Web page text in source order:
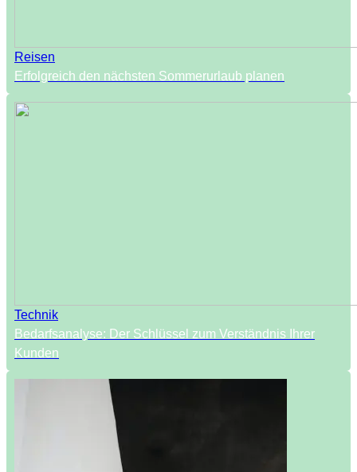
Reisen
Erfolgreich den nächsten Sommerurlaub planen
Technik
Bedarfsanalyse: Der Schlüssel zum Verständnis Ihrer
Kunden